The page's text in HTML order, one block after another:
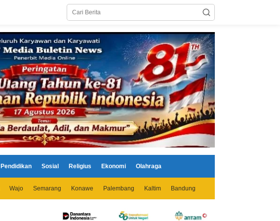
Pendidikan Sosial Religius Ekonomi Olahraga
Wajo Semarang Konawe Palembang Kaltim Bandung